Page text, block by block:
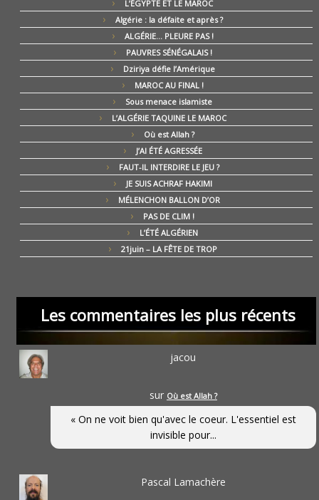
L’ÉGYPTE ET LE MAROC
Algérie : la défaite et après ?
ALGÉRIE… PLEURE PAS !
PAUVRES SÉNÉGALAIS !
Dziriya défie l’Amérique
MAROC AU FINAL !
Sous menace islamiste
L’ALGÉRIE TAQUINE LE MAROC
Où est Allah ?
J’AI ÉTÉ AGRESSÉE
FAUT-IL INTERDIRE LE JEU ?
JE SUIS ACHRAF HAKIMI
MÉLENCHON BALLON D’OR
PAS DE CLIM !
L’ÉTÉ ALGÉRIEN
21juin – LA FÊTE DE TROP
Les commentaires les plus récents
jacou
sur Où est Allah ?
« On ne voit bien qu'avec le coeur. L'essentiel est
invisible pour...
Pascal Lamachère